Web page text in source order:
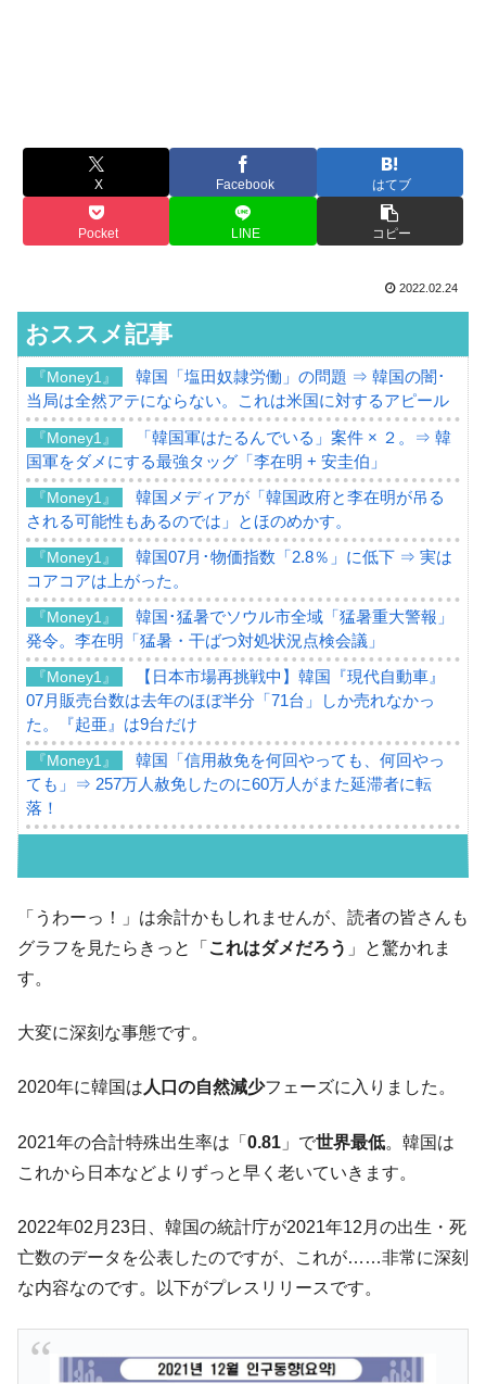
X Facebook はてブ
Pocket LINE コピー
2022.02.24
おススメ記事
『Money1』
韓国「塩田奴隷労働」の問題 ⇒ 韓国の闇･
当局は全然アテにならない。これは米国に対するアピール
『Money1』
「韓国軍はたるんでいる」案件 × ２。⇒ 韓
国軍をダメにする最強タッグ「李在明 + 安圭伯」
『Money1』
韓国メディアが「韓国政府と李在明が吊る
される可能性もあるのでは」とほのめかす。
『Money1』
韓国07月･物価指数「2.8％」に低下 ⇒ 実は
コアコアは上がった。
『Money1』
韓国･猛暑でソウル市全域「猛暑重大警報」
発令。李在明「猛暑・干ばつ対処状況点検会議」
『Money1』
【日本市場再挑戦中】韓国『現代自動車』
07月販売台数は去年のほぼ半分「71台」しか売れなかっ
た。『起亜』は9台だけ
『Money1』
韓国「信用赦免を何回やっても、何回やっ
ても」⇒ 257万人赦免したのに60万人がまた延滞者に転
落！
韓国「2026年07月の輸出入」絶好調。半導
体だけで410億ドル、輸出全体の41％もある
や、若者に起業させよう」⇒ どんな雇用対策だソレ。
『Money1』
【韓国の外貨準備】2026年07月は4,279億ド
ル。外平債の発行「19.4億ドル」
『Money1』
韓国「ここは北朝鮮なのか。選管がサーバ
『Money1』
韓国･李在明さっそく不動産対策で浅薄な発
言。
だ。
『Money1』
『韓国銀行』が「金の保有量を増やしま
す」⇒「金を経由するドル入手」手段ではないのか？
ル」まで拡大 ⇒ 海外資金の動きに強く左右される状態
「うわーっ！」は余計かもしれませんが、読者の皆さんも
グラフを見たらきっと「 これはダメだろう 」と驚かれま
す。
大変に深刻な事態です。
2020年に韓国は 人口の自然減少フェーズに入りました。
2021年の合計特殊出生率は「 0.81 」で世界最低。韓国は
これから日本などよりずっと早く老いていきます。
2022年02月23日、韓国の統計庁が2021年12月の出生・死
亡数のデータを公表したのですが、これが……非常に深刻
な内容なのです。以下がプレスリリースです。